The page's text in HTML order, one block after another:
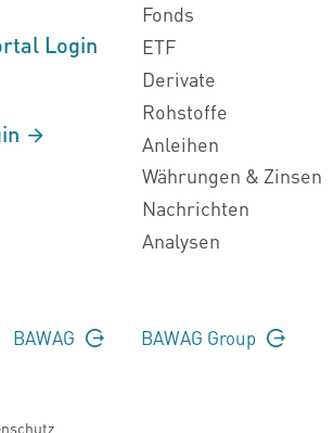
Login
Fonds
ETF
Derivate
Rohstoffe
Anleihen
Währungen & Zinsen
Nachrichten
Analysen
BAWAG BAWAG Group